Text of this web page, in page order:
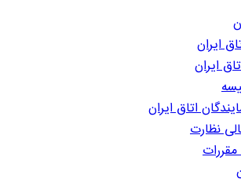
ایران
ایران
اتاق ایران
نظارت